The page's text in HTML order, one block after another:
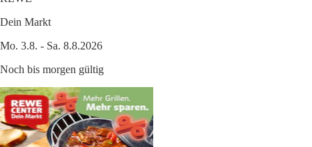
Dein Markt
Mo. 3.8. - Sa. 8.8.2026
Noch bis morgen gültig